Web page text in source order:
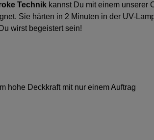
Technik kannst Du mit einem unserer
Sie härten in 2 Minuten in der UV-
wirst begeistert sein!
hohe Deckkraft mit nur einem Auftrag